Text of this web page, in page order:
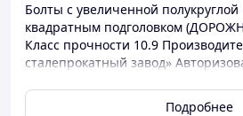
Болты с увеличенной полукруглой
квадратным подголовком (ДОРОЖНЫЙ, МЕБЕЛЬНЫЙ)
Класс прочности 10.9 Производитель: «Орловский
сталепрокатный завод»
Подробнее